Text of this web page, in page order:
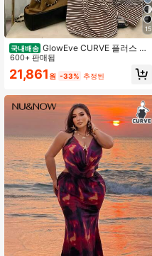
15
국내배송 GlowEve CURVE 플러스 사
이즈 솔리드 컬러 니트 가디건, 앞 버
튼 잠금, 스트라이프 핏 드로스트링 장
식, 우아한 캐주얼 출퇴근 데일리 웨어
600+ 판매됨
21,861 원 -33% 추정된